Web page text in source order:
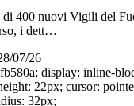
di 400 nuovi Vigili del
i dett…
07/26
display: inline-
22px; cursor:
32px;